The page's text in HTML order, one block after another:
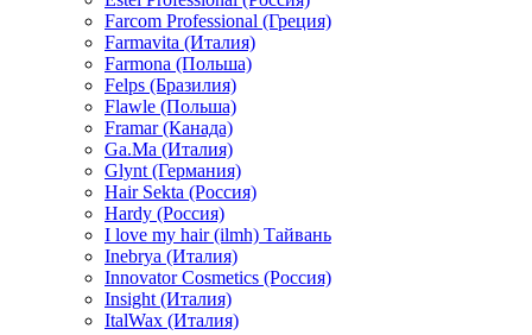
Farcom Professional (Греция)
Farmavita (Италия)
Farmona (Польша)
Felps (Бразилия)
Flawle (Польша)
Framar (Канада)
Ga.Ma (Италия)
Glynt (Германия)
Hair Sekta (Россия)
Hardy (Россия)
I love my hair (ilmh) Тайвань
Inebrya (Италия)
Innovator Cosmetics (Россия)
Insight (Италия)
ItalWax (Италия)